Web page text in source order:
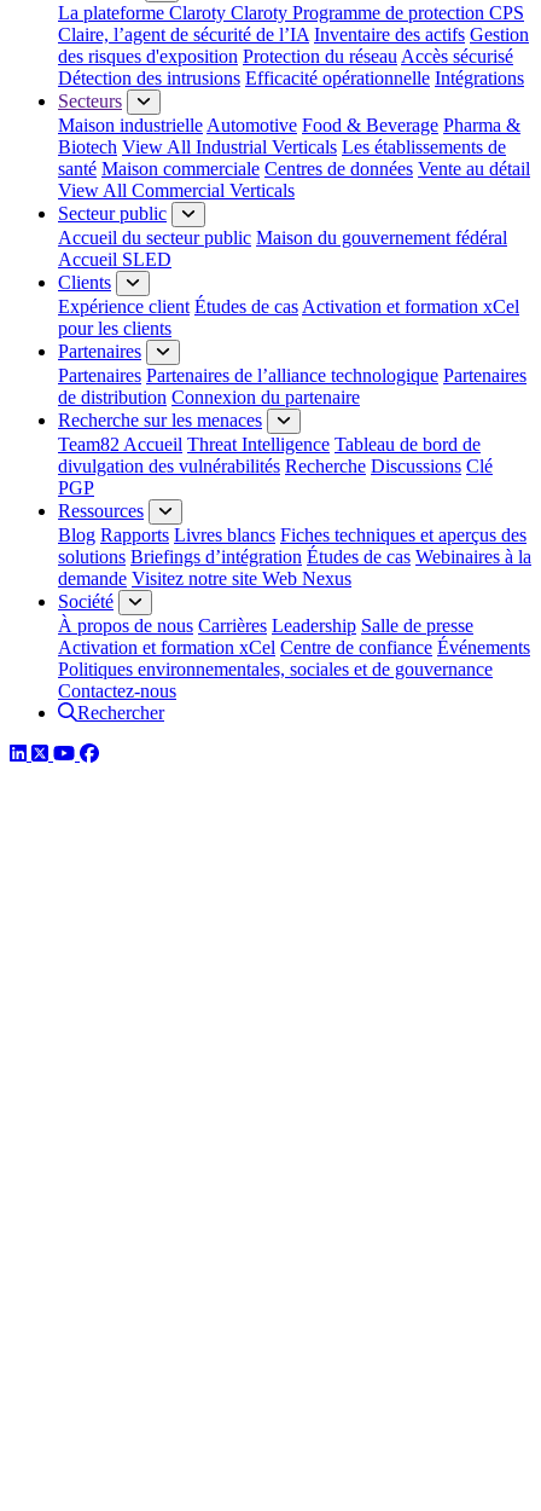
La plateforme Claroty Claroty Programme de protection CPS
Claire, l’agent de sécurité de l’IA Inventaire des actifs Gestion
des risques d'exposition Protection du réseau Accès sécurisé
Détection des intrusions Efficacité opérationnelle Intégrations
Secteurs
Maison industrielle Automotive Food & Beverage Pharma &
Biotech View All Industrial Verticals Les établissements de
santé Maison commerciale Centres de données Vente au détail
View All Commercial Verticals
Secteur public
Accueil du secteur public Maison du gouvernement fédéral
Accueil SLED
Clients
Expérience client Études de cas Activation et formation xCel
pour les clients
Partenaires
Partenaires Partenaires de l’alliance technologique Partenaires
de distribution Connexion du partenaire
Recherche sur les menaces
Team82 Accueil Threat Intelligence Tableau de bord de
divulgation des vulnérabilités Recherche Discussions Clé
PGP
Ressources
Blog Rapports Livres blancs Fiches techniques et aperçus des
solutions Briefings d’intégration Études de cas Webinaires à la
demande Visitez notre site Web Nexus
Société
À propos de nous Carrières Leadership Salle de presse
Activation et formation xCel Centre de confiance Événements
Politiques environnementales, sociales et de gouvernance
Contactez-nous
Rechercher
LinkedIn
TwitterYouTube
Facebook